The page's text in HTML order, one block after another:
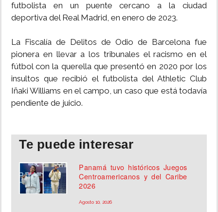
futbolista en un puente cercano a la ciudad
deportiva del Real Madrid, en enero de 2023.
La Fiscalía de Delitos de Odio de Barcelona fue
pionera en llevar a los tribunales el racismo en el
fútbol con la querella que presentó en 2020 por los
insultos que recibió el futbolista del Athletic Club
Iñaki Williams en el campo, un caso que está todavía
pendiente de juicio.
Te puede interesar
Panamá tuvo históricos Juegos
Centroamericanos y del Caribe
2026
Agosto 10, 2026